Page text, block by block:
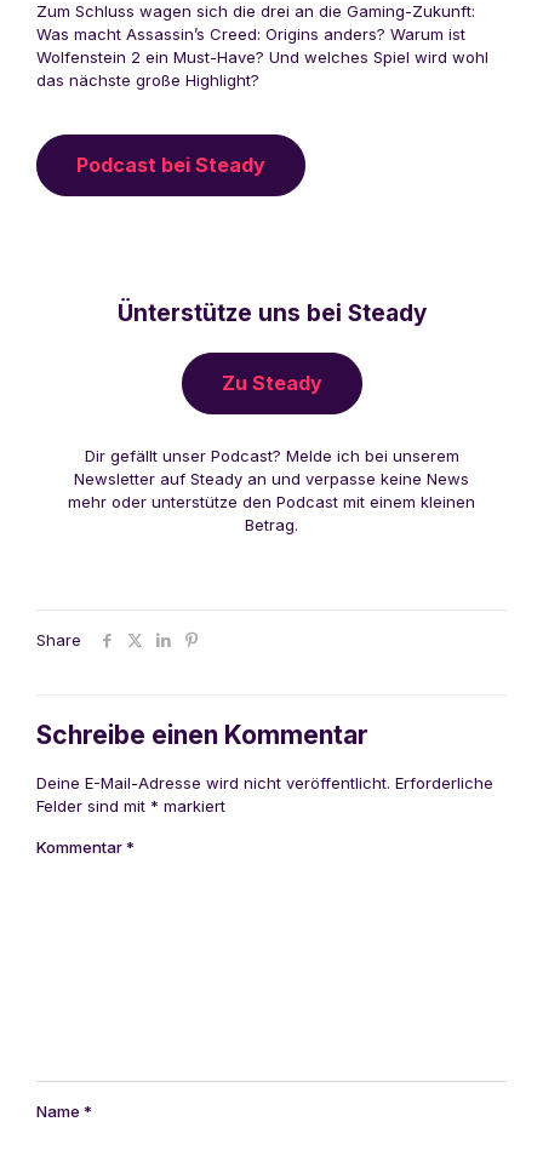
Zum Schluss wagen sich die drei an die Gaming-Zukunft:
Was macht Assassin’s Creed: Origins anders? Warum ist
Wolfenstein 2 ein Must-Have? Und welches Spiel wird wohl
das nächste große Highlight?
Podcast bei Steady
Ünterstütze uns bei Steady
Zu Steady
Dir gefällt unser Podcast? Melde ich bei unserem
Newsletter auf Steady an und verpasse keine News
mehr oder unterstütze den Podcast mit einem kleinen
Betrag.
Share
Schreibe einen Kommentar
Deine E-Mail-Adresse wird nicht veröffentlicht. Erforderliche
Felder sind mit * markiert
Kommentar*
Name *